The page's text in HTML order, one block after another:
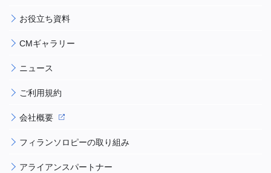
お役立ち資料
CMギャラリー
ニュース
ご利用規約
会社概要
フィランソロピーの取り組み
アライアンスパートナー